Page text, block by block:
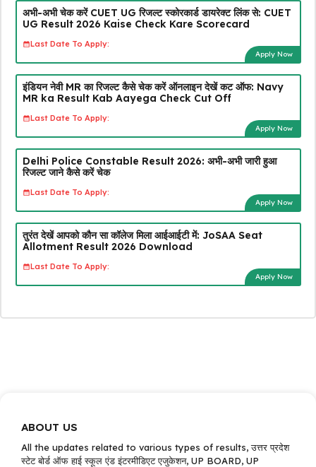
अभी-अभी चेक करें CUET UG रिजल्ट स्कोरकार्ड डायरेक्ट लिंक से: CUET
UG Result 2026 Kaise Check Kare Scorecard
Last Date To Apply:
Apply Now
इंडियन नेवी MR का रिजल्ट कैसे चेक करें ऑनलाइन देखें कट ऑफ: Navy
MR ka Result Kab Aayega Check Cut Off
Last Date To Apply:
Apply Now
Delhi Police Constable Result 2026: अभी-अभी जारी हुआ
रिजल्ट जाने कैसे करें चेक
Last Date To Apply:
Apply Now
तुरंत देखें आपको कौन सा कॉलेज मिला आईआईटी में: JoSAA Seat
Allotment Result 2026 Download
Last Date To Apply:
Apply Now
ABOUT US
All the updates related to various types of results, उत्तर प्रदेश
स्टेट बोर्ड ऑफ हाई स्कूल एंड इंटरमीडिएट एजुकेशन, UP BOARD, UP